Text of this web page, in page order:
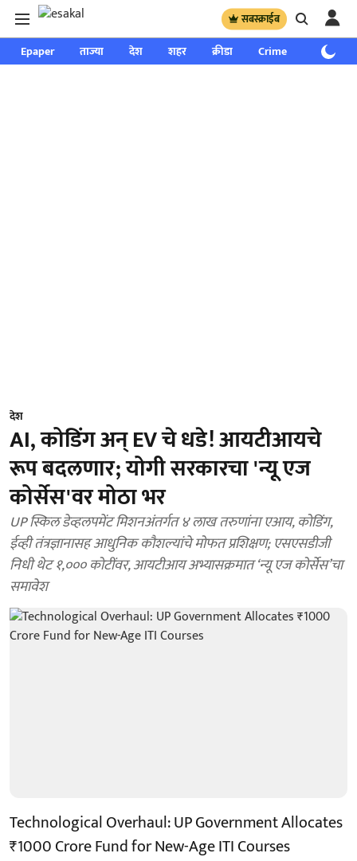
सबस्क्राईब
Epaper ताज्या देश शहर क्रीडा Crime साप्ताहिक
देश
AI, कोडिंग अन् EV चे धडे! आयटीआयचे
रूप बदलणार; योगी सरकारचा 'न्यू एज
कोर्सेस'वर मोठा भर
UP स्किल डेव्हलपमेंट मिशनअंतर्गत ४ लाख तरुणांना एआय, कोडिंग,
ईव्ही तंत्रज्ञानासह आधुनिक कौशल्यांचे मोफत प्रशिक्षण; एसएसडीजी
निधी थेट १,००० कोटींवर, आयटीआय अभ्यासक्रमात ‘न्यू एज कोर्सेस’चा
समावेश
Technological Overhaul: UP Government Allocates
₹1000 Crore Fund for New-Age ITI Courses